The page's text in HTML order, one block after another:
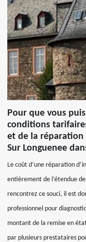
Pour que vous
conditions
et de la
Sur Longuenee
Le coût d’une réparation
entièrement de l’étendue
rencontrez ce souci, il est
professionnel pour
montant de la remise en
par plusieurs prestataires